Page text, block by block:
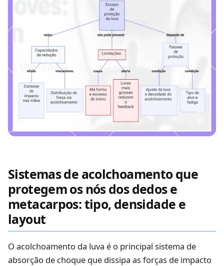
Sistemas de acolchoamento que
protegem os nós dos dedos e
metacarpos: tipo, densidade e
layout
O acolchoamento da luva é o principal sistema de
absorção de choque que dissipa as forças de impacto